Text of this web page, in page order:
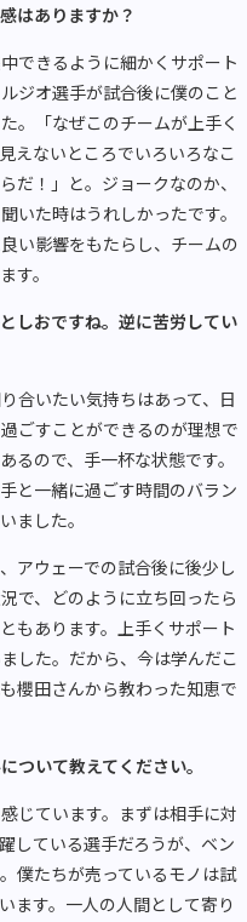
はありますか？
できるように細かくサポート
ジオ選手が試合後に僕のこと
。「なぜこのチームが上手く
えないところでいろいろなこ
だ！」と。ジョークなのか、
いた時はうれしかったです。
い影響をもたらし、チームの
す。
しおですね。逆に苦労してい
合いたい気持ちはあって、日
ごすことができるのが理想で
るので、手一杯な状態です。
と一緒に過ごす時間のバラン
ました。
アウェーでの試合後に後少し
で、どのように立ち回ったら
もあります。上手くサポート
した。だから、今は学んだこ
櫻田さんから教わった知恵で
いて教えてください。
じています。まずは相手に対
している選手だろうが、ベン
僕たちが売っているモノは試
ます。一人の人間として寄り